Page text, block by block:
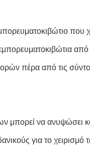
που
πέρα από τις
μπορεί να ανυψώσει
για το